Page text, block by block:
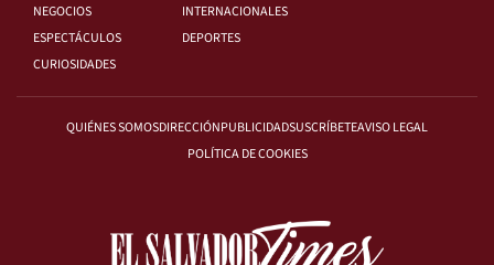
NEGOCIOS
INTERNACIONALES
ESPECTÁCULOS
DEPORTES
CURIOSIDADES
QUIÉNES SOMOSDIRECCIÓNPUBLICIDADSUSCRÍBETEAVISO LEGAL
POLÍTICA DE COOKIES